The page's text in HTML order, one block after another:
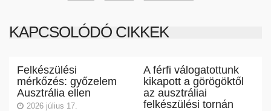
KAPCSOLÓDÓ CIKKEK
Felkészülési
mérkőzés: győzelem
Ausztrália ellen
2026 július 17.
A férfi válogatottunk
kikapott a görögöktől
az ausztráliai
felkészülési tornán